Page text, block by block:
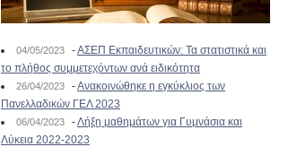
04/05/2023 -ΑΣΕΠ Εκπαιδευτικών: Τα στατιστικά και
το πλήθος συμμετεχόντων ανά ειδικότητα
26/04/2023 -Ανακοινώθηκε η εγκύκλιος των
Πανελλαδικών ΓΕΛ 2023
06/04/2023 -Λήξη μαθημάτων για Γυμνάσια και
Λύκεια 2022-2023